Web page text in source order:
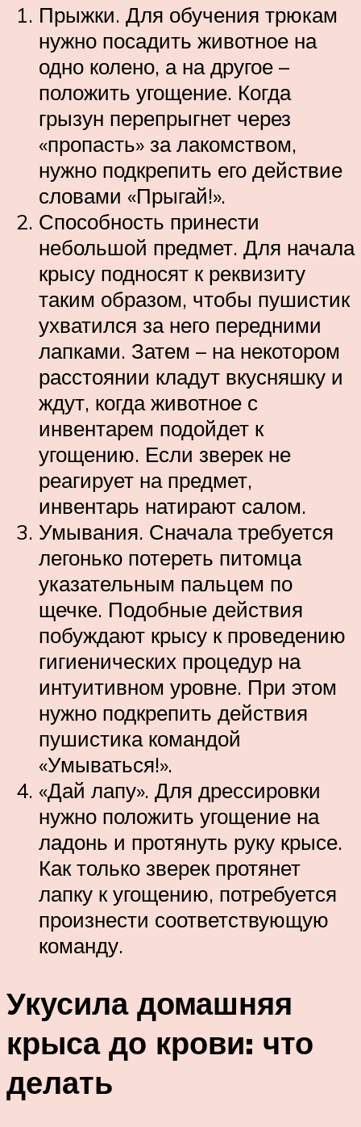
Прыжки. Для обучения трюкам
нужно посадить животное на
одно колено, а на другое –
положить угощение. Когда
грызун перепрыгнет через
«пропасть» за лакомством,
нужно подкрепить его действие
словами «Прыгай!».
Способность принести
небольшой предмет. Для начала
крысу подносят к реквизиту
таким образом, чтобы пушистик
ухватился за него передними
лапками. Затем – на некотором
расстоянии кладут вкусняшку и
ждут, когда животное с
инвентарем подойдет к
угощению. Если зверек не
реагирует на предмет,
инвентарь натирают салом.
Умывания. Сначала требуется
легонько потереть питомца
указательным пальцем по
щечке. Подобные действия
побуждают крысу к проведению
гигиенических процедур на
интуитивном уровне. При этом
нужно подкрепить действия
пушистика командой
«Умываться!».
«Дай лапу». Для дрессировки
нужно положить угощение на
ладонь и протянуть руку крысе.
Как только зверек протянет
лапку к угощению, потребуется
произнести соответствующую
команду.
Укусила домашняя
крыса до крови: что
делать